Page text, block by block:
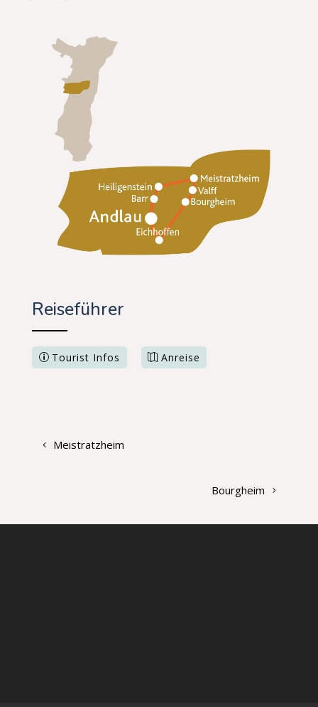
Reiseführer
Tourist Infos Anreise
Meistratzheim
Bourgheim